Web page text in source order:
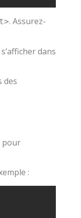
. Assurez-
dans
des
pour
: